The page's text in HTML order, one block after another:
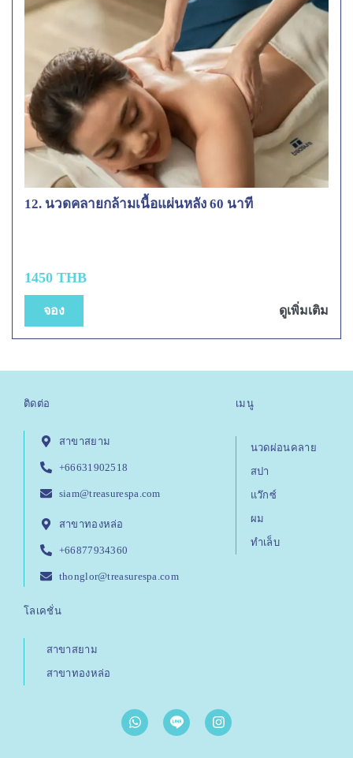
12. นวดคลายกล้ามเนื้อแผ่นหลัง 60 นาที
1450 THB
จอง ดูเพิ่มเติม
ติดต่อ
สาขาสยาม
+66631902518
siam@treasurespa.com
สาขาทองหล่อ
+66877934360
thonglor@treasurespa.com
เมนู
นวดผ่อนคลาย
สปา
แว๊กซ์
ผม
ทำเล็บ
โลเคชั่น
สาขาสยาม
สาขาทองหล่อ
W
h
I
n